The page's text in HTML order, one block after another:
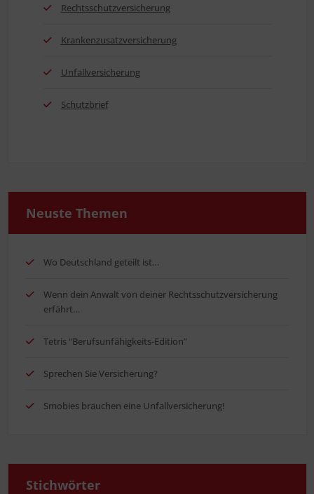
Rechts­schutz­ver­si­che­rung
Kran­ken­zu­satz­ver­si­che­rung
Unfall­ver­si­che­rung
Schutz­brief
Neus­te Themen
Wo Deutsch­land geteilt ist…
Wenn dein Anwalt von dei­ner Rechts­schutz­ver­si­che­rung
erfährt…
Tetris “Berufs­un­fä­hig­keits-Edi­ti­on”
Spre­chen Sie Versicherung?
Smo­bies brau­chen eine Unfallversicherung!
Stich­wör­ter